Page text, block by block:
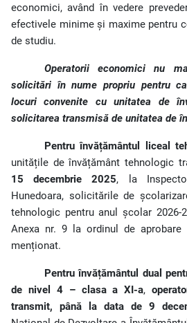
economici, având în vedere
efectivele minime și maxime pentru
de studiu.
Operatorii economici nu
solicitări în nume propriu pentru
locuri convenite cu unitatea de
solicitarea transmisă de unitatea de
Pentru învățământul liceal
unitățile de învățământ tehnologic
15 decembrie 2025, la
Hunedoara, solicitările de
tehnologic pentru anul școlar 2026-
Anexa nr. 9 la ordinul de
menționat.
Pentru învățământul dual
de nivel 4 – clasa a XI-a,
transmit, până la data de 9